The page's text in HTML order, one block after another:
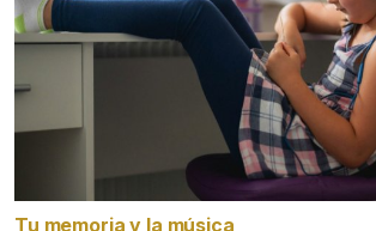
Tu memoria y la música